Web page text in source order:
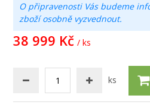
O připravenosti Vás budeme
zboží osobně vyzvednout.
38 999 Kč / ks
ks